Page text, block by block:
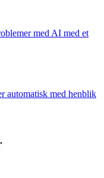
med AI med et
automatisk med henblik